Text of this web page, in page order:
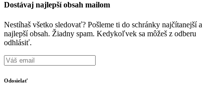
Dostávaj najlepší obsah mailom
Nestíhaš všetko sledovať? Pošleme ti do schránky najčítanejší a
najlepší obsah. Žiadny spam. Kedykoľvek sa môžeš z odberu
odhlásiť.
Odosielať